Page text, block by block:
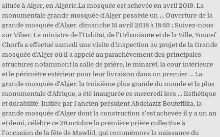
située à Alger, en Algérie.La mosquée est achevée en avril 2019. La
monumentale grande mosquée d'Alger possède un … Ouverture de la
grande mosquée d’Alger. dimanche 15 avril 2018 à 18:59 ; Suivez-nous
sur Viber. Le ministre de l’Habitat, de l’Urbanisme et de la Ville, Youcef
Chorfa a effectué samedi une visite d’inspection au projet de la Grande
mosquée d’Alger où il a appelé au parachèvement des principales
structures notamment la salle de prière, le minaret, la cour intérieure
et le périmètre extérieur pour leur livraison dans un premier … La
grande mosquée d'Alger, la troisième plus grande du monde et la plus
monumentale d'Afrique, a été inaugurée ce mercredi lors … Esthétique
et durabilité. Initiée par l'ancien président Abdelaziz Bouteflika, la
grande mosquée d'Alger dont la construction s'est achevée il y a un an
et demi, célèbre ce 28 octobre la première prière collective à
l'occasion de la fête de Mawlid, qui commémore la naissance du